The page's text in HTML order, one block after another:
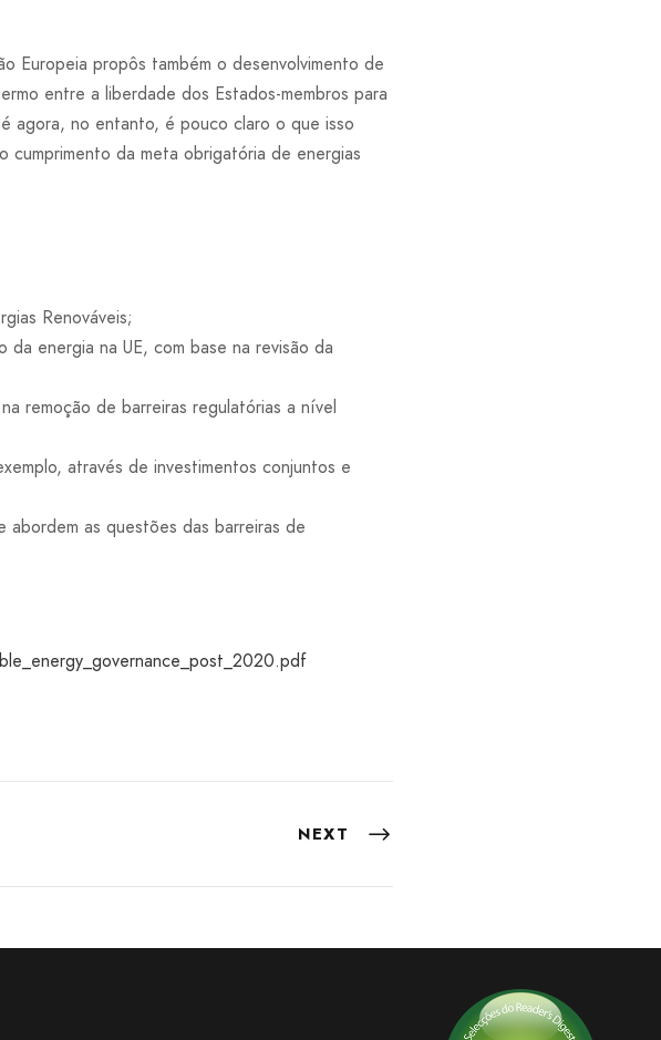
Europeia propôs também o desenvolvimento de
entre a liberdade dos Estados-membros para
agora, no entanto, é pouco claro o que isso
cumprimento da meta obrigatória de energias
Renováveis;
energia na UE, com base na revisão da
remoção de barreiras regulatórias a nível
através de investimentos conjuntos e
abordem as questões das barreiras de
NEXT